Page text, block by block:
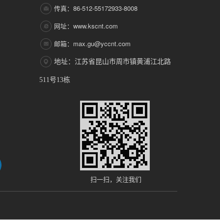
传真：86-512-55172933-8008
网址：www.kscnt.com
邮箱：max.gu@yccnt.com
地址：江苏省昆山市周市镇黄浦江北路
511号13栋
扫一扫，关注我们